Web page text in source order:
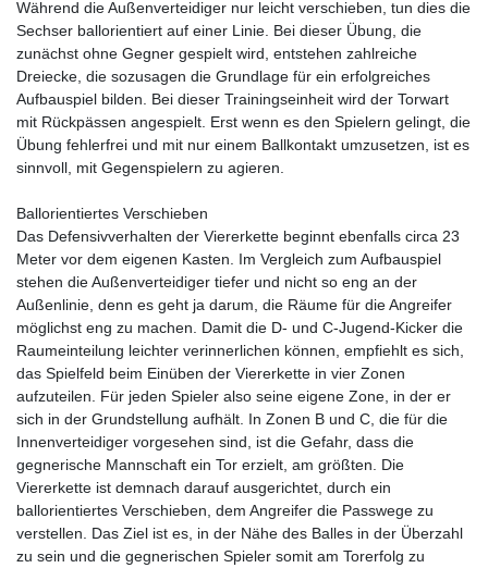
Während die Außenverteidiger nur leicht verschieben, tun dies die
Sechser ballorientiert auf einer Linie. Bei dieser Übung, die
zunächst ohne Gegner gespielt wird, entstehen zahlreiche
Dreiecke, die sozusagen die Grundlage für ein erfolgreiches
Aufbauspiel bilden. Bei dieser Trainingseinheit wird der Torwart
mit Rückpässen angespielt. Erst wenn es den Spielern gelingt, die
Übung fehlerfrei und mit nur einem Ballkontakt umzusetzen, ist es
sinnvoll, mit Gegenspielern zu agieren.
Ballorientiertes Verschieben
Das Defensivverhalten der Viererkette beginnt ebenfalls circa 23
Meter vor dem eigenen Kasten. Im Vergleich zum Aufbauspiel
stehen die Außenverteidiger tiefer und nicht so eng an der
Außenlinie, denn es geht ja darum, die Räume für die Angreifer
möglichst eng zu machen. Damit die D- und C-Jugend-Kicker die
Raumeinteilung leichter verinnerlichen können, empfiehlt es sich,
das Spielfeld beim Einüben der Viererkette in vier Zonen
aufzuteilen. Für jeden Spieler also seine eigene Zone, in der er
sich in der Grundstellung aufhält. In Zonen B und C, die für die
Innenverteidiger vorgesehen sind, ist die Gefahr, dass die
gegnerische Mannschaft ein Tor erzielt, am größten. Die
Viererkette ist demnach darauf ausgerichtet, durch ein
ballorientiertes Verschieben, dem Angreifer die Passwege zu
verstellen. Das Ziel ist es, in der Nähe des Balles in der Überzahl
zu sein und die gegnerischen Spieler somit am Torerfolg zu